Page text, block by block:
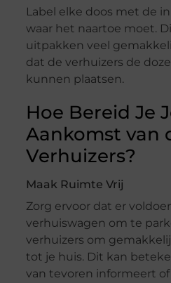
Label elke doos met de
waar het naartoe moet.
uitpakken veel
dat de verhuizers de
kunnen plaatsen.
Hoe Bereid Je
Aankomst van
Verhuizers?
Maak Ruimte Vrij
Zorg ervoor dat er
verhuiswagen om te
verhuizers om
tot je huis. Dit kan
van tevoren informeert